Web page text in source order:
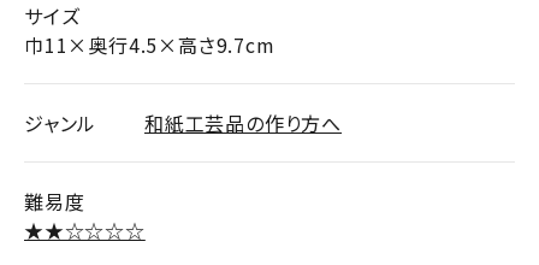
サイズ
巾11×奥行4.5×高さ9.7cm
ジャンル 和紙工芸品の作り方へ
難易度
★★☆☆☆☆